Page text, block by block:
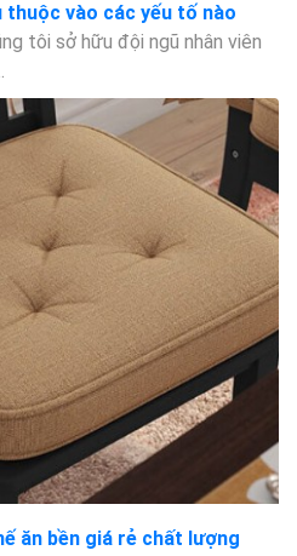
thuộc vào các yếu tố nào
tôi sở hữu đội ngũ nhân viên
ăn bền giá rẻ chất lượng